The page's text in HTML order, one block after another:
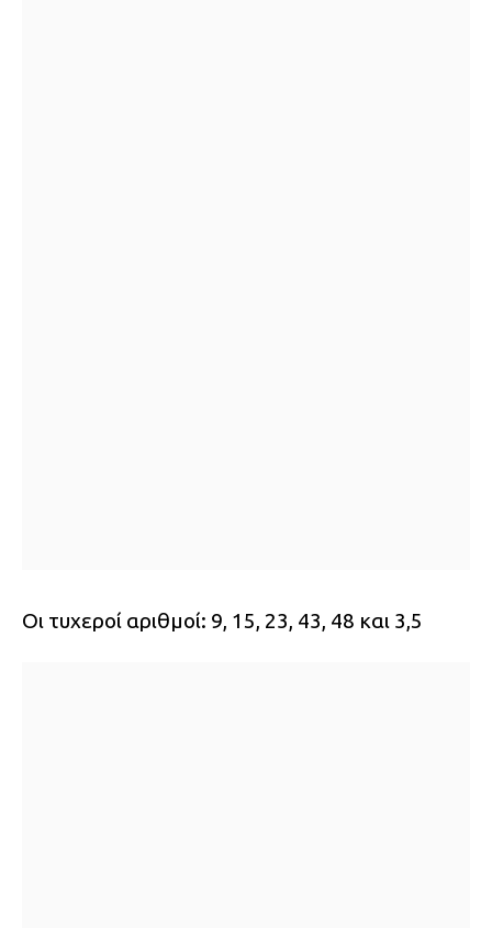
Οι τυχεροί αριθμοί: 9, 15, 23, 43, 48 και 3,5